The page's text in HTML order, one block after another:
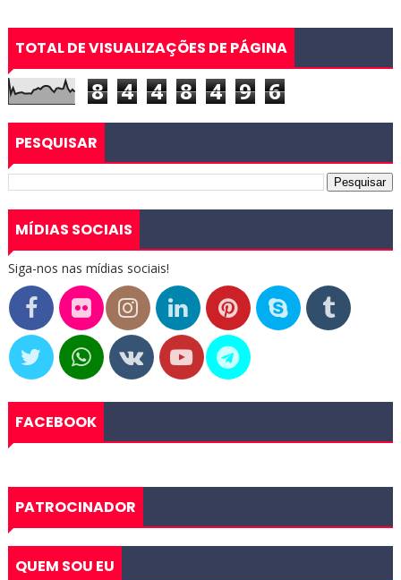
TOTAL DE VISUALIZAÇÕES DE PÁGINA
8 4 4 8 4 9 6
PESQUISAR
MÍDIAS SOCIAIS
Siga-nos nas mídias sociais!
FACEBOOK
PATROCINADOR
QUEM SOU EU